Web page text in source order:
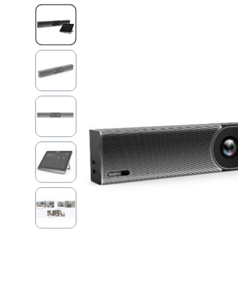
Ga
naar
het
einde
van
de
afbeeldingen-
gallerij